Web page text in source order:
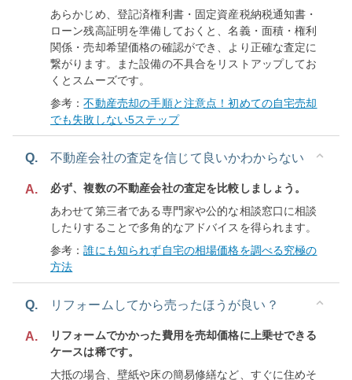
あらかじめ、登記済権利書・固定資産税納税通知書・
ローン残高証明を準備しておくと、名義・面積・権利
関係・売却希望価格の確認ができ、より正確な査定に
繋がります。また設備の不具合をリストアップしてお
くとスムーズです。
参考：不動産売却の手順と注意点！初めての自宅売却
でも失敗しない5ステップ
Q. 不動産会社の査定を信じて良いかわからない
A.
必ず、複数の不動産会社の査定を比較しましょう。
あわせて第三者である専門家や公的な相談窓口に相談
したりすることで多角的なアドバイスを得られます。
参考：誰にも知られず自宅の相場価格を調べる究極の
方法
Q. リフォームしてから売ったほうが良い？
A.
リフォームでかかった費用を売却価格に上乗せできる
ケースは稀です。
大抵の場合、壁紙や床の簡易修繕など、すぐに住めそ